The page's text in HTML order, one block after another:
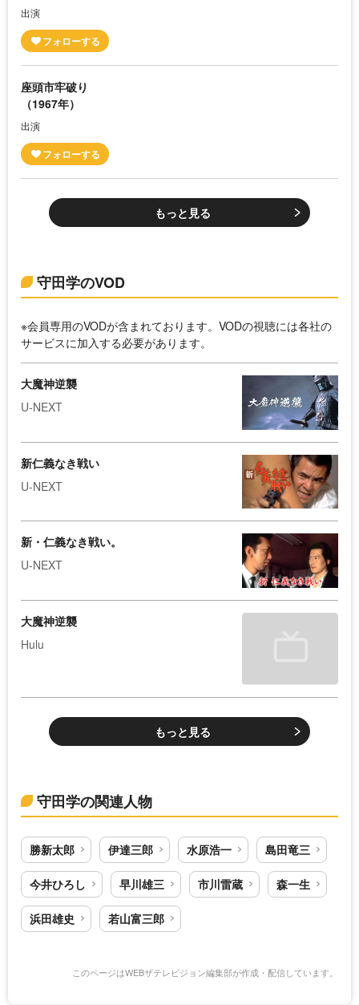
出演
座頭市牢破り
（1967年）
出演
もっと見る
守田学のVOD
※会員専用のVODが含まれております。VODの視聴には各社の
サービスに加入する必要があります。
大魔神逆襲
U-NEXT
新仁義なき戦い
U-NEXT
新・仁義なき戦い。
U-NEXT
大魔神逆襲
Hulu
もっと見る
守田学の関連人物
勝新太郎 伊達三郎 水原浩一 島田竜三
今井ひろし 早川雄三 市川雷蔵 森一生
浜田雄史 若山富三郎
このページはWEBザテレビジョン編集部が作成・配信しています。